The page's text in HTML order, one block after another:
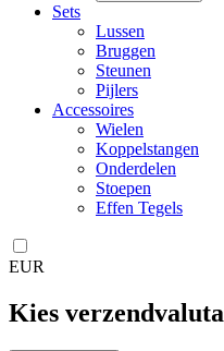
Sets
Lussen
Bruggen
Steunen
Pijlers
Accessoires
Wielen
Koppelstangen
Onderdelen
Stoepen
Effen Tegels
EUR
Kies verzendvaluta